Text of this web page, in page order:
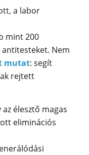
a labor
mint 200
Nem
mutat: segít
rejtett
élesztő magas
eliminációs